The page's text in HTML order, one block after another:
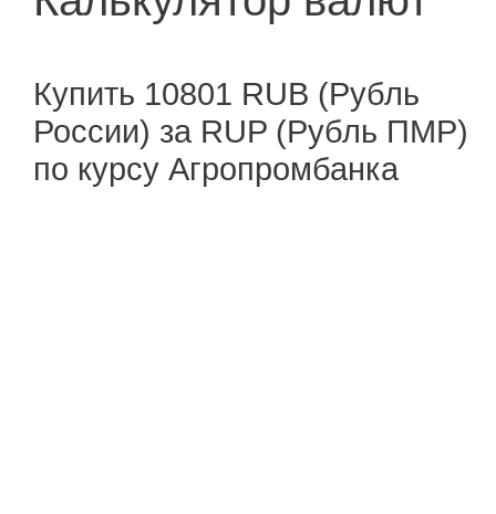
Купить 10801 RUB (Рубль
России) за RUP (Рубль ПМР)
по курсу Агропромбанка